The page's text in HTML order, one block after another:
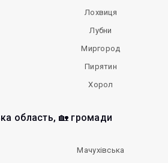
Лохвиця
Лубни
Миргород
Пирятин
Хорол
область, 🏡 громади
Мачухівська